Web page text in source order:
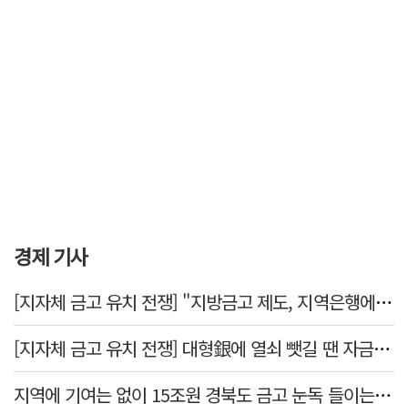
경제 기사
[지자체 금고 유치 전쟁] "지방금고 제도, 지역은행에 불리"
[지자체 금고 유치 전쟁] 대형銀에 열쇠 뺏길 땐 자금 역외 유출→재투자 선순환 붕괴
지역에 기여는 없이 15조원 경북도 금고 눈독 들이는 대형銀